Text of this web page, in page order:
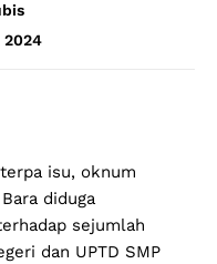
2024
isu, oknum
diduga
sejumlah
dan UPTD SMP